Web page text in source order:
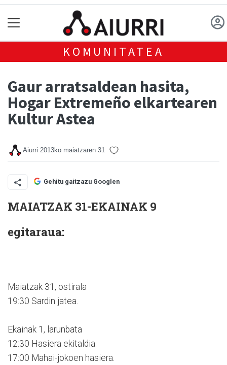
KOMUNITATEA
Gaur arratsaldean hasita,
Hogar Extremeño elkartearen
Kultur Astea
Aiurri 2013ko maiatzaren 31
Gehitu gaitzazu Googlen
MAIATZAK 31-EKAINAK 9
egitaraua:
Maiatzak 31, ostirala
19:30 Sardin jatea.
Ekainak 1, larunbata
12:30 Hasiera ekitaldia.
17:00 Mahai-jokoen hasiera.